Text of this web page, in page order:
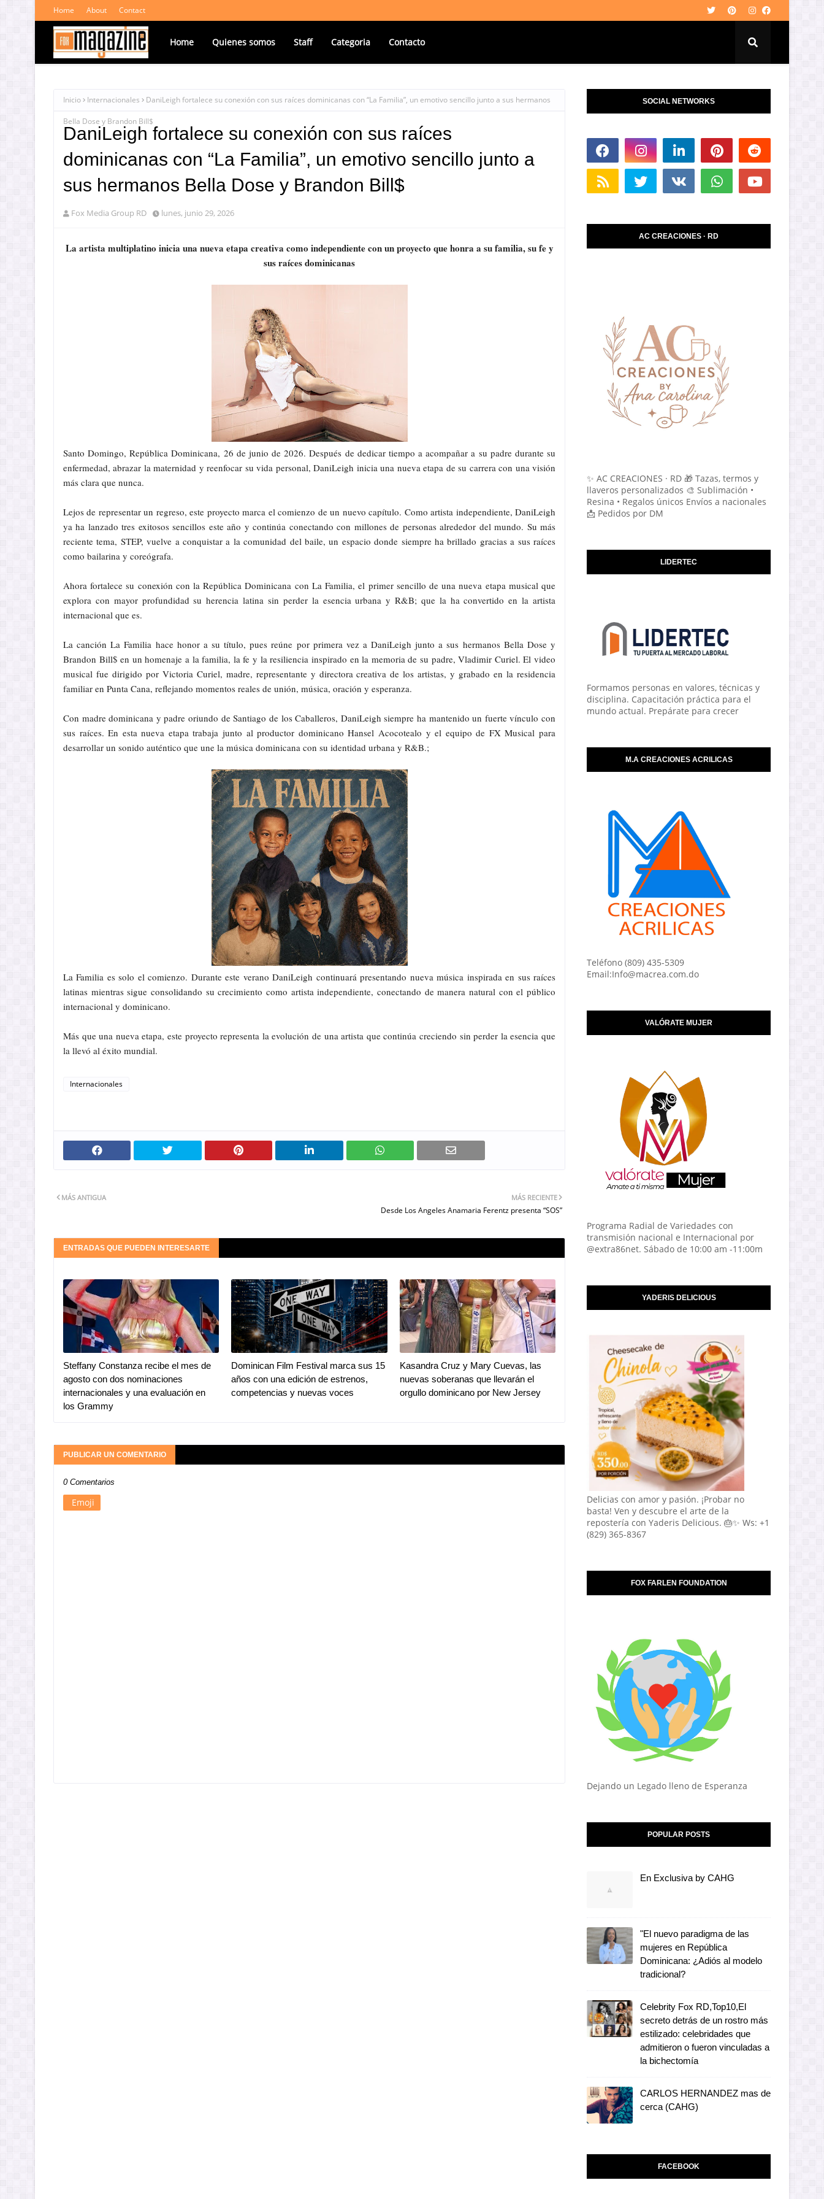
Home About Contact
Home Quienes somos Staff Categoria Contacto
Inicio Internacionales DaniLeigh fortalece su conexión con sus raíces dominicanas con “La Familia”, un emotivo sencillo junto a sus hermanos
Bella Dose y Brandon Bill$
DaniLeigh fortalece su conexión con sus raíces
dominicanas con “La Familia”, un emotivo sencillo junto a
sus hermanos Bella Dose y Brandon Bill$
Fox Media Group RD lunes, junio 29, 2026
La artista multiplatino inicia una nueva etapa creativa como independiente con un proyecto que honra a su familia, su fe y
sus raíces dominicanas
Santo Domingo, República Dominicana, 26 de junio de 2026. Después de dedicar tiempo a acompañar a su padre durante su
enfermedad, abrazar la maternidad y reenfocar su vida personal, DaniLeigh inicia una nueva etapa de su carrera con una visión
más clara que nunca.
Lejos de representar un regreso, este proyecto marca el comienzo de un nuevo capítulo. Como artista independiente, DaniLeigh
ya ha lanzado tres exitosos sencillos este año y continúa conectando con millones de personas alrededor del mundo. Su más
reciente tema, STEP, vuelve a conquistar a la comunidad del baile, un espacio donde siempre ha brillado gracias a sus raíces
como bailarina y coreógrafa.
Ahora fortalece su conexión con la República Dominicana con La Familia, el primer sencillo de una nueva etapa musical que
explora con mayor profundidad su herencia latina sin perder la esencia urbana y R&B; que la ha convertido en la artista
internacional que es.
La canción La Familia hace honor a su título, pues reúne por primera vez a DaniLeigh junto a sus hermanos Bella Dose y
Brandon Bill$ en un homenaje a la familia, la fe y la resiliencia inspirado en la memoria de su padre, Vladimir Curiel. El video
musical fue dirigido por Victoria Curiel, madre, representante y directora creativa de los artistas, y grabado en la residencia
familiar en Punta Cana, reflejando momentos reales de unión, música, oración y esperanza.
Con madre dominicana y padre oriundo de Santiago de los Caballeros, DaniLeigh siempre ha mantenido un fuerte vínculo con
sus raíces. En esta nueva etapa trabaja junto al productor dominicano Hansel Acocotealo y el equipo de FX Musical para
desarrollar un sonido auténtico que une la música dominicana con su identidad urbana y R&B.;
La Familia es solo el comienzo. Durante este verano DaniLeigh continuará presentando nueva música inspirada en sus raíces
latinas mientras sigue consolidando su crecimiento como artista independiente, conectando de manera natural con el público
internacional y dominicano.
Más que una nueva etapa, este proyecto representa la evolución de una artista que continúa creciendo sin perder la esencia que
la llevó al éxito mundial.
Internacionales
MÁS RECIENTE
Desde Los Angeles Anamaria Ferentz presenta “SOS”
MÁS ANTIGUA
ENTRADAS QUE PUEDEN INTERESARTE
Steffany Constanza recibe el mes de
agosto con dos nominaciones
internacionales y una evaluación en
los Grammy
Dominican Film Festival marca sus 15
años con una edición de estrenos,
competencias y nuevas voces
Kasandra Cruz y Mary Cuevas, las
nuevas soberanas que llevarán el
orgullo dominicano por New Jersey
PUBLICAR UN COMENTARIO
0 Comentarios
Emoji
SOCIAL NETWORKS
AC CREACIONES · RD
✨ AC CREACIONES · RD 🎁 Tazas, termos y
llaveros personalizados 🎨 Sublimación •
Resina • Regalos únicos Envíos a nacionales
📩 Pedidos por DM
LIDERTEC
Formamos personas en valores, técnicas y
disciplina. Capacitación práctica para el
mundo actual. Prepárate para crecer
M.A CREACIONES ACRILICAS
Teléfono (809) 435-5309
Email:Info@macrea.com.do
VALÓRATE MUJER
Programa Radial de Variedades con
transmisión nacional e Internacional por
@extra86net. Sábado de 10:00 am -11:00m
YADERIS DELICIOUS
Delicias con amor y pasión. ¡Probar no
basta! Ven y descubre el arte de la
repostería con Yaderis Delicious. 🎂✨ Ws: +1
(829) 365-8367
FOX FARLEN FOUNDATION
Dejando un Legado lleno de Esperanza
POPULAR POSTS
En Exclusiva by CAHG
"El nuevo paradigma de las
mujeres en República
Dominicana: ¿Adiós al modelo
tradicional?
Celebrity Fox RD,Top10,El
secreto detrás de un rostro más
estilizado: celebridades que
admitieron o fueron vinculadas a
la bichectomía
CARLOS HERNANDEZ mas de
cerca (CAHG)
FACEBOOK